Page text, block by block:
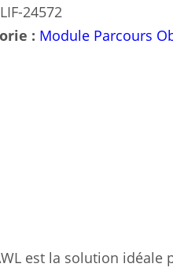
LIF-24572
: Module Parcours
est la solution idéale